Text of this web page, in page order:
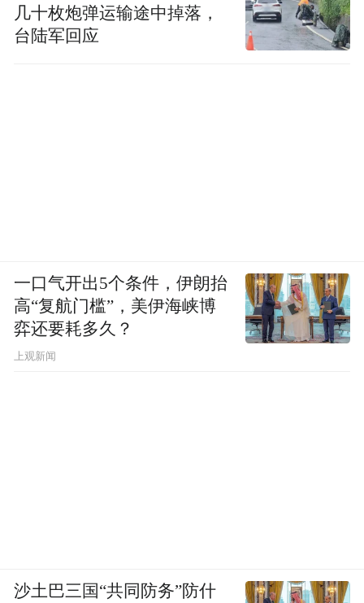
几十枚炮弹运输途中掉落，
台陆军回应
一口气开出5个条件，伊朗抬
高“复航门槛”，美伊海峡博
弈还要耗多久？
上观新闻
沙土巴三国“共同防务”防什